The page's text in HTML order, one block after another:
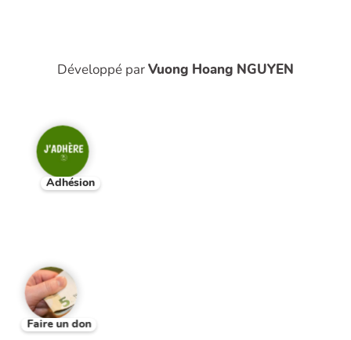
Développé parVuong Hoang NGUYEN
Adhésion
Faire un don